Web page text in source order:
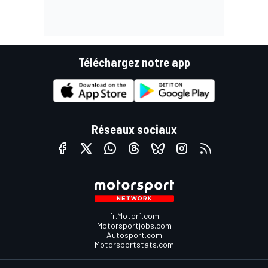
Téléchargez notre app
Réseaux sociaux
fr.Motor1.com
Motorsportjobs.com
Autosport.com
Motorsportstats.com